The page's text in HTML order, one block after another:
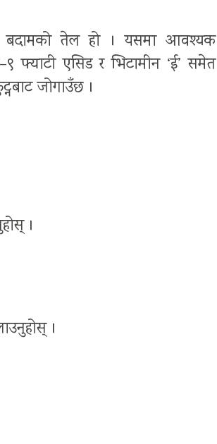
बदामको तेल हो । यसमा आवश्यक
एसिड र भिटामीन ‘ई’ समेत
जोगाउँछ ।
।
।